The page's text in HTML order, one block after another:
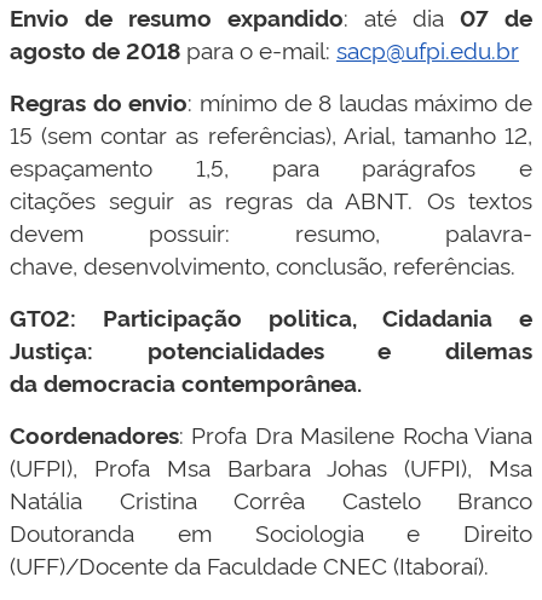
Envio de resumo expandido: até dia 07 de
agosto de 2018 para o e-mail: sacp@ufpi.edu.br
Regras do envio: mínimo de 8 laudas máximo de
15 (sem contar as referências), Arial, tamanho 12,
espaçamento 1,5, para parágrafos e
citações seguir as regras da ABNT. Os textos
devem possuir: resumo, palavra-
chave, desenvolvimento, conclusão, referências.
GT02: Participação politica, Cidadania e
Justiça: potencialidades e dilemas
da democracia contemporânea.
Coordenadores: Profa Dra Masilene Rocha Viana
(UFPI), Profa Msa Barbara Johas (UFPI), Msa
Natália Cristina Corrêa Castelo Branco
Doutoranda em Sociologia e Direito
(UFF)/Docente da Faculdade CNEC (Itaboraí).